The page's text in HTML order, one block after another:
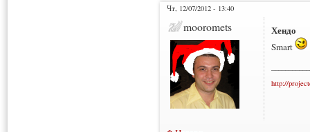
Чт, 12/07/2012 - 13:40
mooromets Хендо
Smart
http://